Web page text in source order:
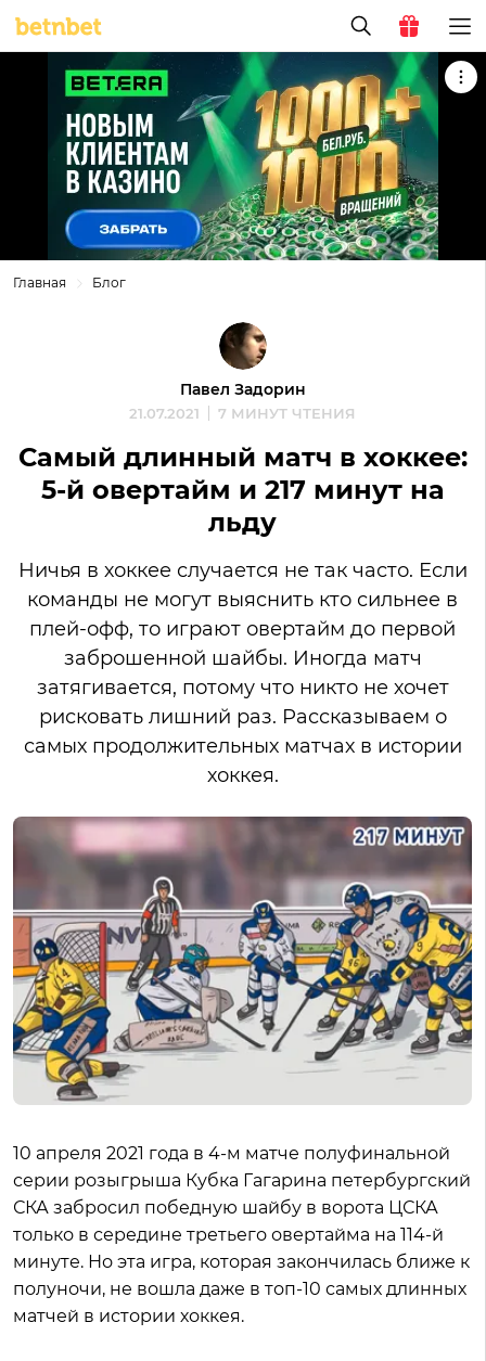
Главная Блог
Павел Задорин
21.07.2021 7 МИНУТ ЧТЕНИЯ
Самый длинный матч в хоккее:
5-й овертайм и 217 минут на
льду
Ничья в хоккее случается не так часто. Если
команды не могут выяснить кто сильнее в
плей-офф, то играют овертайм до первой
заброшенной шайбы. Иногда матч
затягивается, потому что никто не хочет
рисковать лишний раз. Рассказываем о
самых продолжительных матчах в истории
хоккея.
10 апреля 2021 года в 4-м матче полуфинальной
серии розыгрыша Кубка Гагарина петербургский
СКА забросил победную шайбу в ворота ЦСКА
только в середине третьего овертайма на 114-й
минуте. Но эта игра, которая закончилась ближе к
полуночи, не вошла даже в топ-10 самых длинных
матчей в истории хоккея.